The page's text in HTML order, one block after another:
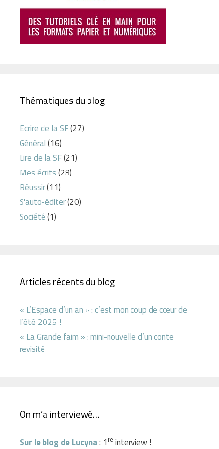
Thématiques du blog
Ecrire de la SF(27)
Général(16)
Lire de la SF(21)
Mes écrits(28)
Réussir(11)
S'auto-éditer(20)
Société(1)
Articles récents du blog
« L’Espace d’un an » : c’est mon coup de cœur de
l’été 2025 !
« La Grande faim » : mini-nouvelle d’un conte
revisité
On m’a interviewé…
Sur le blog de Lucyna: 1 re interview !